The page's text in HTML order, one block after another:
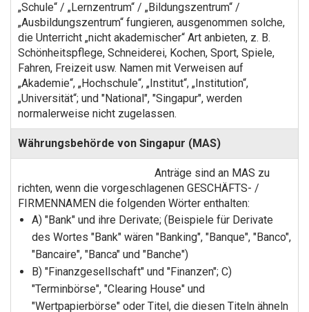
„Schule“ / „Lernzentrum“ / „Bildungszentrum“ /
„Ausbildungszentrum“ fungieren, ausgenommen solche,
die Unterricht „nicht akademischer“ Art anbieten, z. B.
Schönheitspflege, Schneiderei, Kochen, Sport, Spiele,
Fahren, Freizeit usw. Namen mit Verweisen auf
„Akademie“, „Hochschule“, „Institut“, „Institution“,
„Universität“; und "National", "Singapur", werden
normalerweise nicht zugelassen.
Währungsbehörde von Singapur (MAS)
Anträge sind an MAS zu
richten, wenn die vorgeschlagenen GESCHÄFTS- /
FIRMENNAMEN die folgenden Wörter enthalten:
A) "Bank" und ihre Derivate; (Beispiele für Derivate
des Wortes "Bank" wären "Banking", "Banque", "Banco",
"Bancaire", "Banca" und "Banche")
B) "Finanzgesellschaft" und "Finanzen"; C)
"Terminbörse", "Clearing House" und
"Wertpapierbörse" oder Titel, die diesen Titeln ähneln